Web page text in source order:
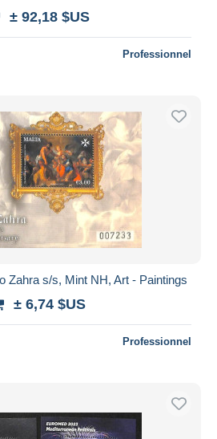
± 92,18 $US
Professionnel
Zahra s/s, Mint NH, Art - Paintings
± 6,74 $US
Professionnel